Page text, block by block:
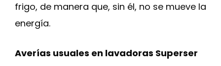
frigo, de manera que, sin él, no se mueve la
energía.
Averías usuales en lavadoras Superser